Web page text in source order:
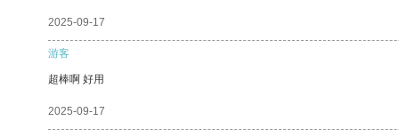
2025-09-17
游客
超棒啊 好用
2025-09-17